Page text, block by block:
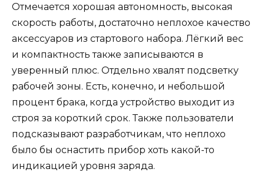
Отмечается хорошая автономность, высокая
скорость работы, достаточно неплохое качество
аксессуаров из стартового набора. Лёгкий вес
и компактность также записываются в
уверенный плюс. Отдельно хвалят подсветку
рабочей зоны. Есть, конечно, и небольшой
процент брака, когда устройство выходит из
строя за короткий срок. Также пользователи
подсказывают разработчикам, что неплохо
было бы оснастить прибор хоть какой-то
индикацией уровня заряда.